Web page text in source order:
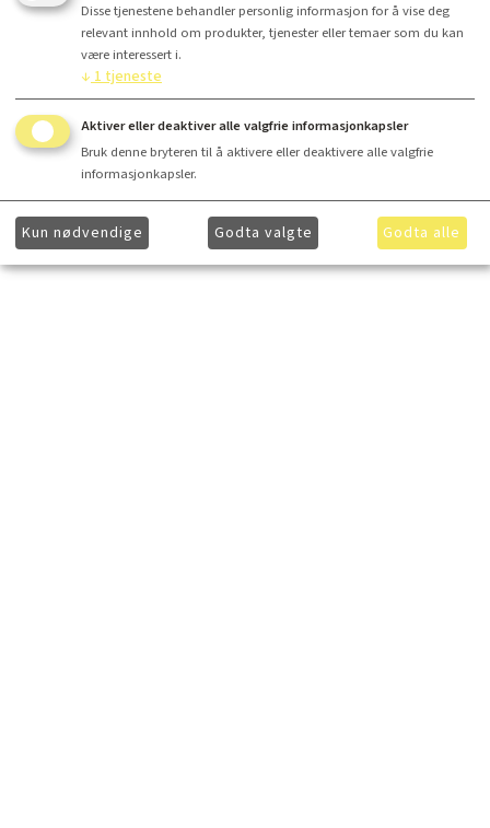
Disse tjenestene behandler personlig informasjon for å vise deg
relevant innhold om produkter, tjenester eller temaer som du kan
være interessert i.
↓ 1tjeneste
Aktiver eller deaktiver alle valgfrie informasjonkapsler
Bruk denne bryteren til å aktivere eller deaktivere alle valgfrie
informasjonkapsler.
Kun nødvendige Godta valgte Godta alle